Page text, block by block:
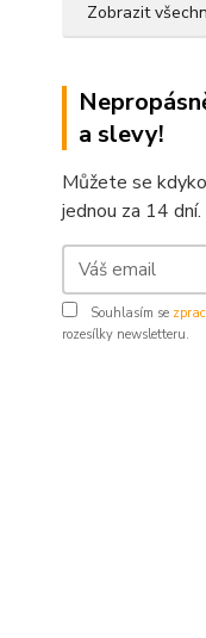
Zobrazit
a slevy!
Můžete se
jednou za 14 dní.
Souhlasím se
rozesílky newsletteru.